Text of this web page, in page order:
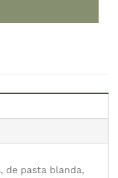
de pasta blanda,